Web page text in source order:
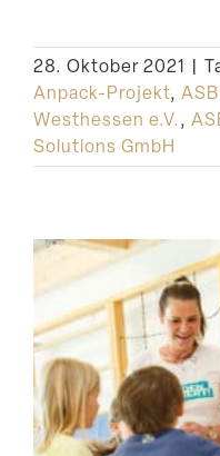
28. Oktober 2021 |
Anpack-Projekt,
Westhessen e.V.,
Solutions GmbH